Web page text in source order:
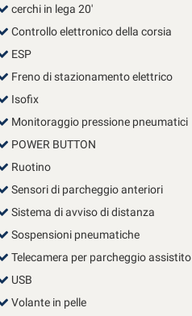
cerchi in lega 20'
Controllo elettronico della corsia
ESP
Freno di stazionamento elettrico
Isofix
Monitoraggio pressione pneumatici
POWER BUTTON
Ruotino
Sensori di parcheggio anteriori
Sistema di avviso di distanza
Sospensioni pneumatiche
Telecamera per parcheggio assistito
USB
Volante in pelle